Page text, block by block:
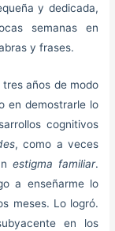
y dedicada,
semanas en
y frases.
años de modo
en demostrarle lo
cognitivos
, como a veces
estigma familiar.
a enseñarme lo
meses. Lo logró.
en los